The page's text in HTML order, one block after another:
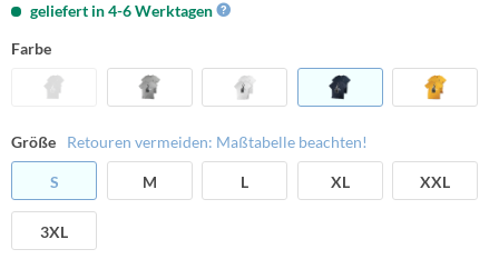
geliefert in 4-6 Werktagen
Farbe
Größe Retouren vermeiden: Maßtabelle beachten!
S M L XL XXL
3XL